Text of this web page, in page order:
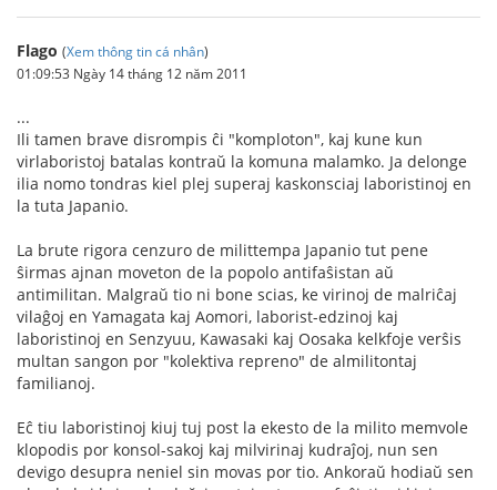
Flago (Xem thông tin cá nhân)
01:09:53 Ngày 14 tháng 12 năm 2011
...
Ili tamen brave disrompis ĉi "komploton", kaj kune kun
virlaboristoj batalas kontraŭ la komuna malamko. Ja delonge
ilia nomo tondras kiel plej superaj kaskonsciaj laboristinoj en
la tuta Japanio.
La brute rigora cenzuro de milittempa Japanio tut pene
ŝirmas ajnan moveton de la popolo antifaŝistan aŭ
antimilitan. Malgraŭ tio ni bone scias, ke virinoj de malriĉaj
vilaĝoj en Yamagata kaj Aomori, laborist-edzinoj kaj
laboristinoj en Senzyuu, Kawasaki kaj Oosaka kelkfoje verŝis
multan sangon por "kolektiva repreno" de almilitontaj
familianoj.
Eĉ tiu laboristinoj kiuj tuj post la ekesto de la milito memvole
klopodis por konsol-sakoj kaj milvirinaj kudraĵoj, nun sen
devigo desupra neniel sin movas por tio. Ankoraŭ hodiaŭ sen